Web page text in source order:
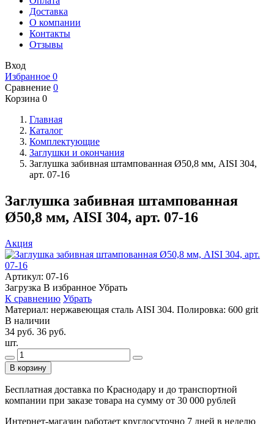
Доставка
О компании
Контакты
Отзывы
Вход
Избранное 0
Сравнение 0
Корзина 0
Главная
Каталог
Комплектующие
Заглушки и окончания
Заглушка забивная штампованная Ø50,8 мм, AISI 304,
арт. 07-16
Заглушка забивная штампованная
Ø50,8 мм, AISI 304, арт. 07-16
Акция
Артикул: 07-16
Загрузка В избранное Убрать
К сравнению Убрать
Материал: нержавеющая сталь AISI 304. Полировка: 600 grit
В наличии
34 руб. 36 руб.
шт.
В корзину
Бесплатная доставка по Краснодару и до транспортной
компании при заказе товара на сумму от 30 000 рублей
Интернет-магазин работает круглосуточно 7 дней в неделю